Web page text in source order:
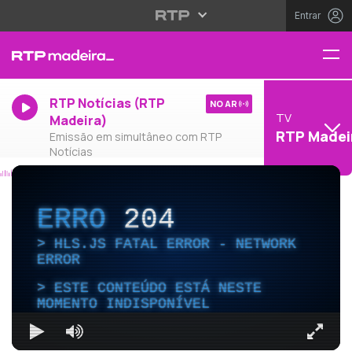
Entrar
RTP Notícias (RTP
Madeira)
Emissão em simultâneo com RTP
Notícias
NO AR
TV
RTP
ERRO204
HLS.JS FATAL ERROR - NETWORK
ERROR
ESTE CONTEÚDO ESTÁ NESTE
MOMENTO INDISPONÍVEL